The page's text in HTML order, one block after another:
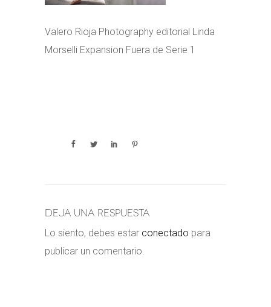
Valero Rioja Photography editorial Linda
Morselli Expansion Fuera de Serie 1
Deja una respuesta
Lo siento, debes estar conectado para
publicar un comentario.